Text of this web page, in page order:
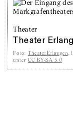
Theater
Theater
Foto: TheaterErlangen,
unter CC BY-SA 3.0